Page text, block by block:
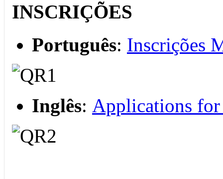
INSCRIÇÕES
Português: Inscrições
Inglês: Applications